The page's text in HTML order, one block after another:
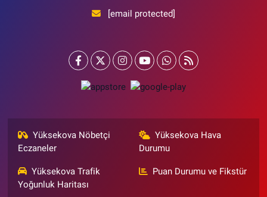
[email protected]
Yüksekova Nöbetçi
Eczaneler
Yüksekova Hava
Durumu
Yüksekova Trafik
Yoğunluk Haritası
Puan Durumu ve Fikstür